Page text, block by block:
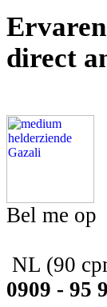
direct
Bel me op
NL (90
0909 - 95